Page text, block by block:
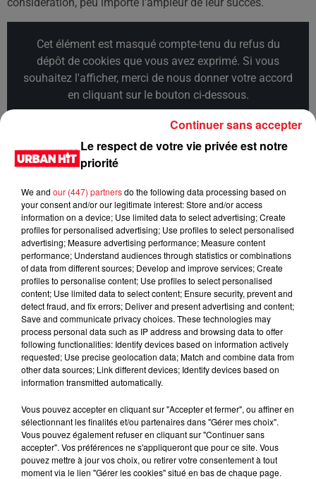
considération, peu importe l'ampleur de leur succès.
Cet élément est masqué compte-tenu du refus du
dépôt de cookies que vous avez exprimé. Si vous
souhaitez l'afficher, merci de nous donner votre accord
en cliquant sur le bouton ci-dessous.
Afficher l'élément
LES DERNIÈRES NEWS
Jay-Z se bat contre la grand-mère
d'un homme prétendant être son fils
Cassie met fin à une ex-escorte
masculine dans sa bataille...
Montparnasse : des désaccords
entre...
Le respect de votre vie privée est notre
priorité
We and our (447) partnersdo the following data processing based on
your consent and/or our legitimate interest: Store and/or access
information on a device; Use limited data to select advertising; Create
profiles for personalised advertising; Use profiles to select personalised
advertising; Measure advertising performance; Measure content
performance; Understand audiences through statistics or combinations
of data from different sources; Develop and improve services; Create
profiles to personalise content; Use profiles to select personalised
content; Use limited data to select content; Ensure security, prevent and
detect fraud, and fix errors; Deliver and present advertising and content;
Save and communicate privacy choices. These technologies may
process personal data such as IP address and browsing data to offer
following functionalities: Identify devices based on information actively
requested; Use precise geolocation data; Match and combine data from
other data sources; Link different devices; Identify devices based on
information transmitted automatically.
Vous pouvez accepter en cliquant sur "Accepter et fermer", ou affiner en
sélectionnant les finalités et/ou partenaires dans "Gérer mes choix".
Vous pouvez également refuser en cliquant sur "Continuer sans
accepter". Vos préférences ne s'appliqueront que pour ce site. Vous
pouvez mettre à jour vos choix, ou retirer votre consentement à tout
moment via le lien "Gérer les cookies" situé en bas de chaque page.
Continuer sans accepter